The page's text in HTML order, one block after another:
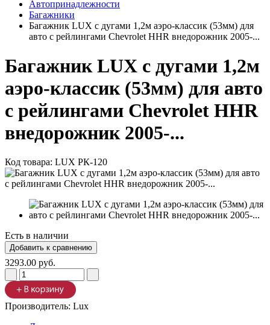
Автопринадлежности
Багажники
Багажник LUX с дугами 1,2м аэро-классик (53мм) для
авто с рейлингами Chevrolet HHR внедорожник 2005-...
Багажник LUX с дугами 1,2м
аэро-классик (53мм) для авто
с рейлингами Chevrolet HHR
внедорожник 2005-...
Код товара: LUX РК-120
Есть в наличии
3293.00 руб.
Производитель: Lux